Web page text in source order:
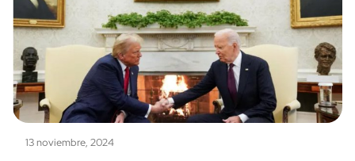
13 noviembre, 2024